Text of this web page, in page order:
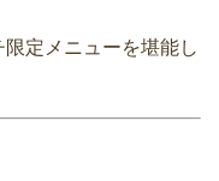
定メニューを堪能し